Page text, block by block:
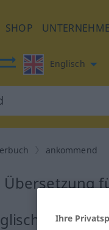
SHOP
Englisch
ankommend
Übersetzung
Ihre